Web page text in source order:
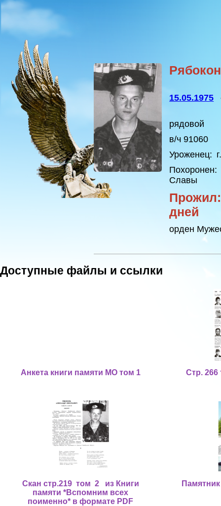
15.05.1975
рядовой
в/ч 91060
Уроженец:
Похоронен:
Славы
дней
орден
Доступные файлы и ссылки
Анкета книги памяти МО том 1 Стр. 266
Скан стр.219 том 2 из Книги
памяти *Вспомним всех
поименно* в формате PDF